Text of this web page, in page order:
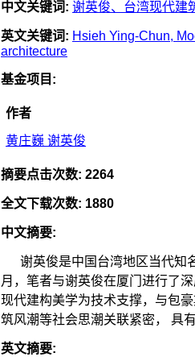
中文关键词: 谢英俊、台湾现代建
英文关键词: Hsieh Ying-Chun,
architecture
基金项目 :
作者
黄庄巍 谢英俊
摘要点击次数: 2264
全文下载次数: 1880
中文摘要:
谢英俊是中国台湾地区当代知
月，笔者与谢英俊在厦门进行了
现代建构美学为技术支撑，与包
筑风潮等社会思潮关联紧密， 具
英文摘要: